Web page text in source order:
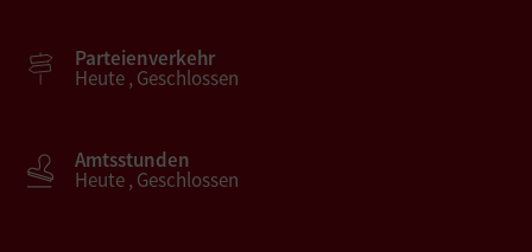
Parteienverkehr
Heute , Geschlossen
Amtsstunden
Heute , Geschlossen